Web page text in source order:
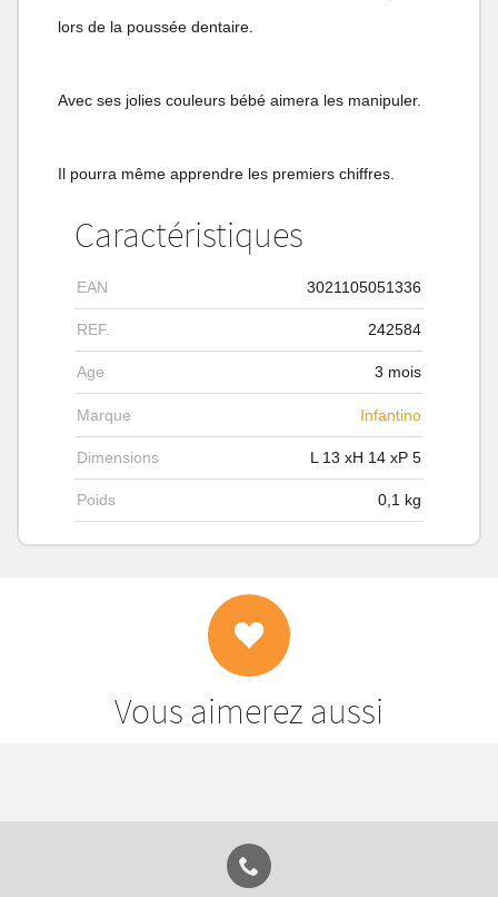
lors de la poussée dentaire.
Avec ses jolies couleurs bébé aimera les manipuler.
Il pourra même apprendre les premiers chiffres.
Caractéristiques
EAN 3021105051336
REF. 242584
Age 3 mois
Marque Infantino
Dimensions L 13 xH 14xP 5
Poids 0,1 kg
Vous aimerez aussi